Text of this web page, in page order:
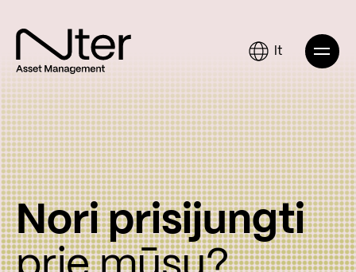
lt
Nori prisijungti